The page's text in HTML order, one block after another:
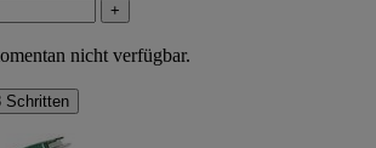
+
nicht verfügbar.
Schritten